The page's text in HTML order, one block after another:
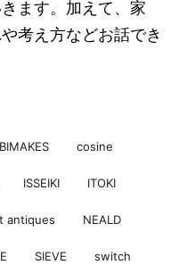
ます。加えて、家
考え方などお話でき
BIMAKES cosine
ISSEIKI ITOKI
antiques NEALD
SIEVE switch